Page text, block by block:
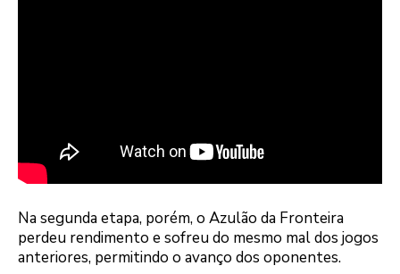
Na segunda etapa, porém, o Azulão da Fronteira
perdeu rendimento e sofreu do mesmo mal dos jogos
anteriores, permitindo o avanço dos oponentes.